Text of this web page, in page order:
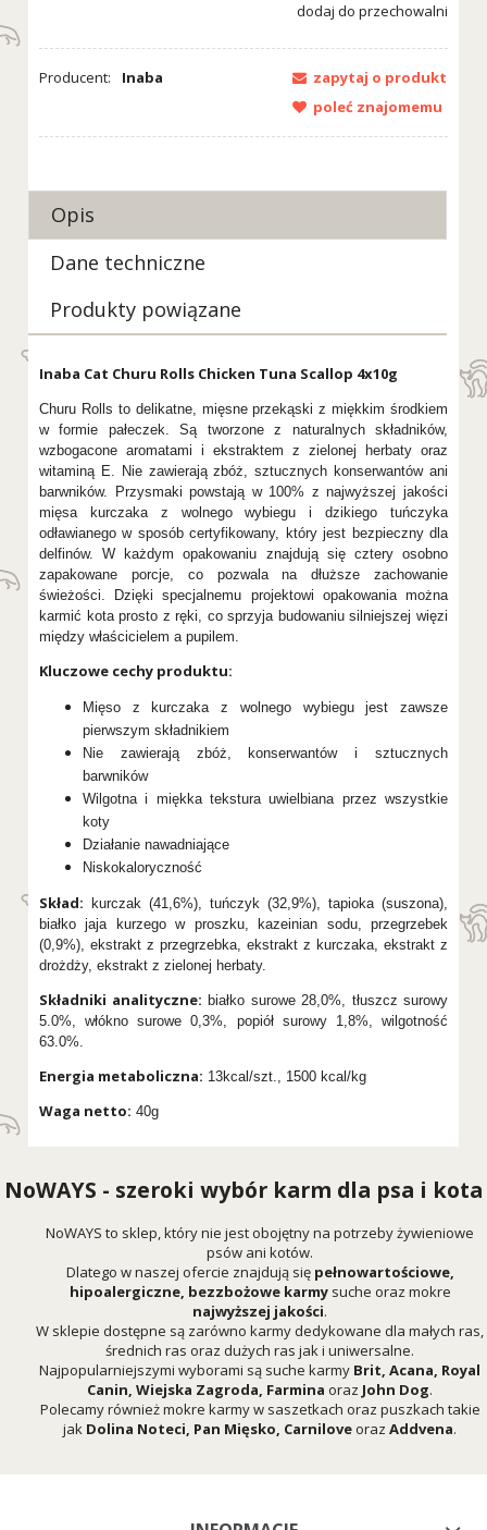
dodaj do przechowalni
Producent: Inaba
zapytaj o produkt
poleć znajomemu
Opis
Dane techniczne
Produkty powiązane
Inaba Cat Churu Rolls Chicken Tuna Scallop 4x10g
Churu Rolls to delikatne, mięsne przekąski z miękkim środkiem
w formie pałeczek. Są tworzone z naturalnych składników,
wzbogacone aromatami i ekstraktem z zielonej herbaty oraz
witaminą E. Nie zawierają zbóż, sztucznych konserwantów ani
barwników. Przysmaki powstają w 100% z najwyższej jakości
mięsa kurczaka z wolnego wybiegu i dzikiego tuńczyka
odławianego w sposób certyfikowany, który jest bezpieczny dla
delfinów. W każdym opakowaniu znajdują się cztery osobno
zapakowane porcje, co pozwala na dłuższe zachowanie
świeżości. Dzięki specjalnemu projektowi opakowania można
karmić kota prosto z ręki, co sprzyja budowaniu silniejszej więzi
między właścicielem a pupilem.
Kluczowe cechy produktu:
Mięso z kurczaka z wolnego wybiegu jest zawsze
pierwszym składnikiem
Nie zawierają zbóż, konserwantów i sztucznych
barwników
Wilgotna i miękka tekstura uwielbiana przez wszystkie
koty
Działanie nawadniające
Niskokaloryczność
Skład: kurczak (41,6%), tuńczyk (32,9%), tapioka (suszona),
białko jaja kurzego w proszku, kazeinian sodu, przegrzebek
(0,9%), ekstrakt z przegrzebka, ekstrakt z kurczaka, ekstrakt z
drożdży, ekstrakt z zielonej herbaty.
Składniki analityczne: białko surowe 28,0%, tłuszcz surowy
5.0%, włókno surowe 0,3%, popiół surowy 1,8%, wilgotność
63.0%.
Energia metaboliczna: 13kcal/szt., 1500 kcal/kg
Waga netto: 40g
NoWAYS - szeroki wybór karm dla psa i kota
NoWAYS to sklep, który nie jest obojętny na potrzeby żywieniowe
psów ani kotów.
Dlatego w naszej ofercie znajdują się pełnowartościowe,
hipoalergiczne, bezzbożowe karmy suche oraz mokre
najwyższej jakości.
W sklepie dostępne są zarówno karmy dedykowane dla małych ras,
średnich ras oraz dużych ras jak i uniwersalne.
Najpopularniejszymi wyborami są suche karmy Brit Acana Royal
Canin Wiejska Zagroda Farmina oraz John Dog.
Polecamy również mokre karmy w saszetkach oraz puszkach takie
jak Dolina Noteci Pan Mięsko Carniloveoraz Addvena.